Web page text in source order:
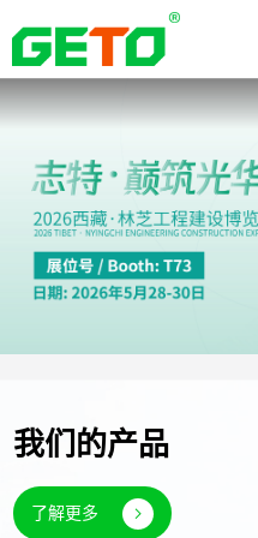
我们的产品
了解更多